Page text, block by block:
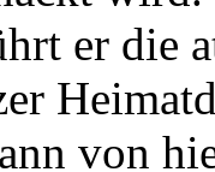
er die
von